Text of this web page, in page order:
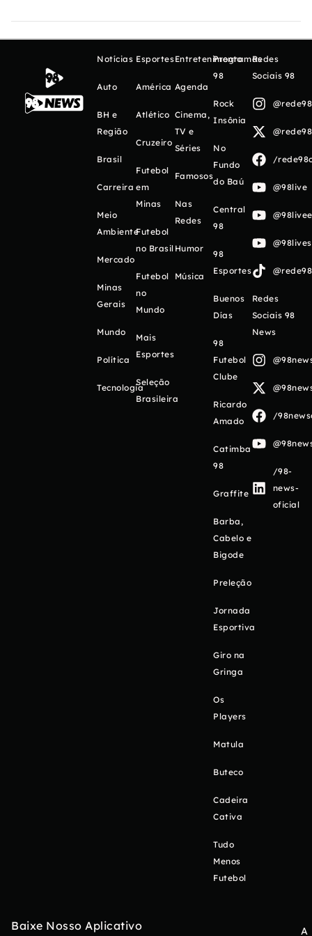
Notícias
Auto
BH e
Região
Brasil
Carreira
Meio
Ambiente
Mercado
Minas
Gerais
Mundo
Política
Tecnologia
Esportes
América
Atlético
Cruzeiro
Futebol
em
Minas
Futebol
no Brasil
Futebol
no
Mundo
Mais
Esportes
Seleção
Brasileira
Entretenimento
Agenda
Cinema,
TV e
Séries
Famosos
Nas
Redes
Humor
Música
Programas
98
Rock
Insônia
No
Fundo
do Baú
Central
98
98
Esportes
Buenos
Días
98
Futebol
Clube
Ricardo
Amado
Catimba
98
Graffite
Barba,
Cabelo e
Bigode
Preleção
Jornada
Esportiva
Giro na
Gringa
Os
Players
Matula
Buteco
Cadeira
Cativa
Tudo
Menos
Futebol
Redes
Sociais 98
/
@98live
Redes
Sociais 98
News
/
/98-
news-
oficial
Baixe Nosso Aplicativo
A